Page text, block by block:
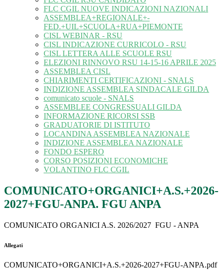
FLC CGIL NUOVE INDICAZIONI NAZIONALI
ASSEMBLEA+REGIONALE+-
FED.+UIL+SCUOLA+RUA+PIEMONTE
CISL WEBINAR - RSU
CISL INDICAZIONE CURRICOLO - RSU
CISL LETTERA ALLE SCUOLE RSU
ELEZIONI RINNOVO RSU 14-15-16 APRILE 2025
ASSEMBLEA CISL
CHIARIMENTI CERTIFICAZIONI - SNALS
INDIZIONE ASSEMBLEA SINDACALE GILDA
comunicato scuole - SNALS
ASSEMBLEE CONGRESSUALI GILDA
INFORMAZIONE RICORSI SSB
GRADUATORIE DI ISTITUTO
LOCANDINA ASSEMBLEA NAZIONALE
INDIZIONE ASSEMBLEA NAZIONALE
FONDO ESPERO
CORSO POSIZIONI ECONOMICHE
VOLANTINO FLC CGIL
COMUNICATO+ORGANICI+A.S.+2026-
2027+FGU-ANPA. FGU ANPA
COMUNICATO ORGANICI A.S. 2026/2027 FGU - ANPA
Allegati
COMUNICATO+ORGANICI+A.S.+2026-2027+FGU-ANPA.pdf